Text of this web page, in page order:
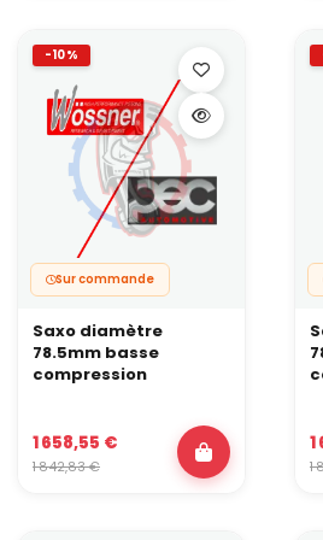
-10%
Sur commande
Saxo diamètre
78.5mm basse
compression
1 658,55 €
1 842,83 € 1